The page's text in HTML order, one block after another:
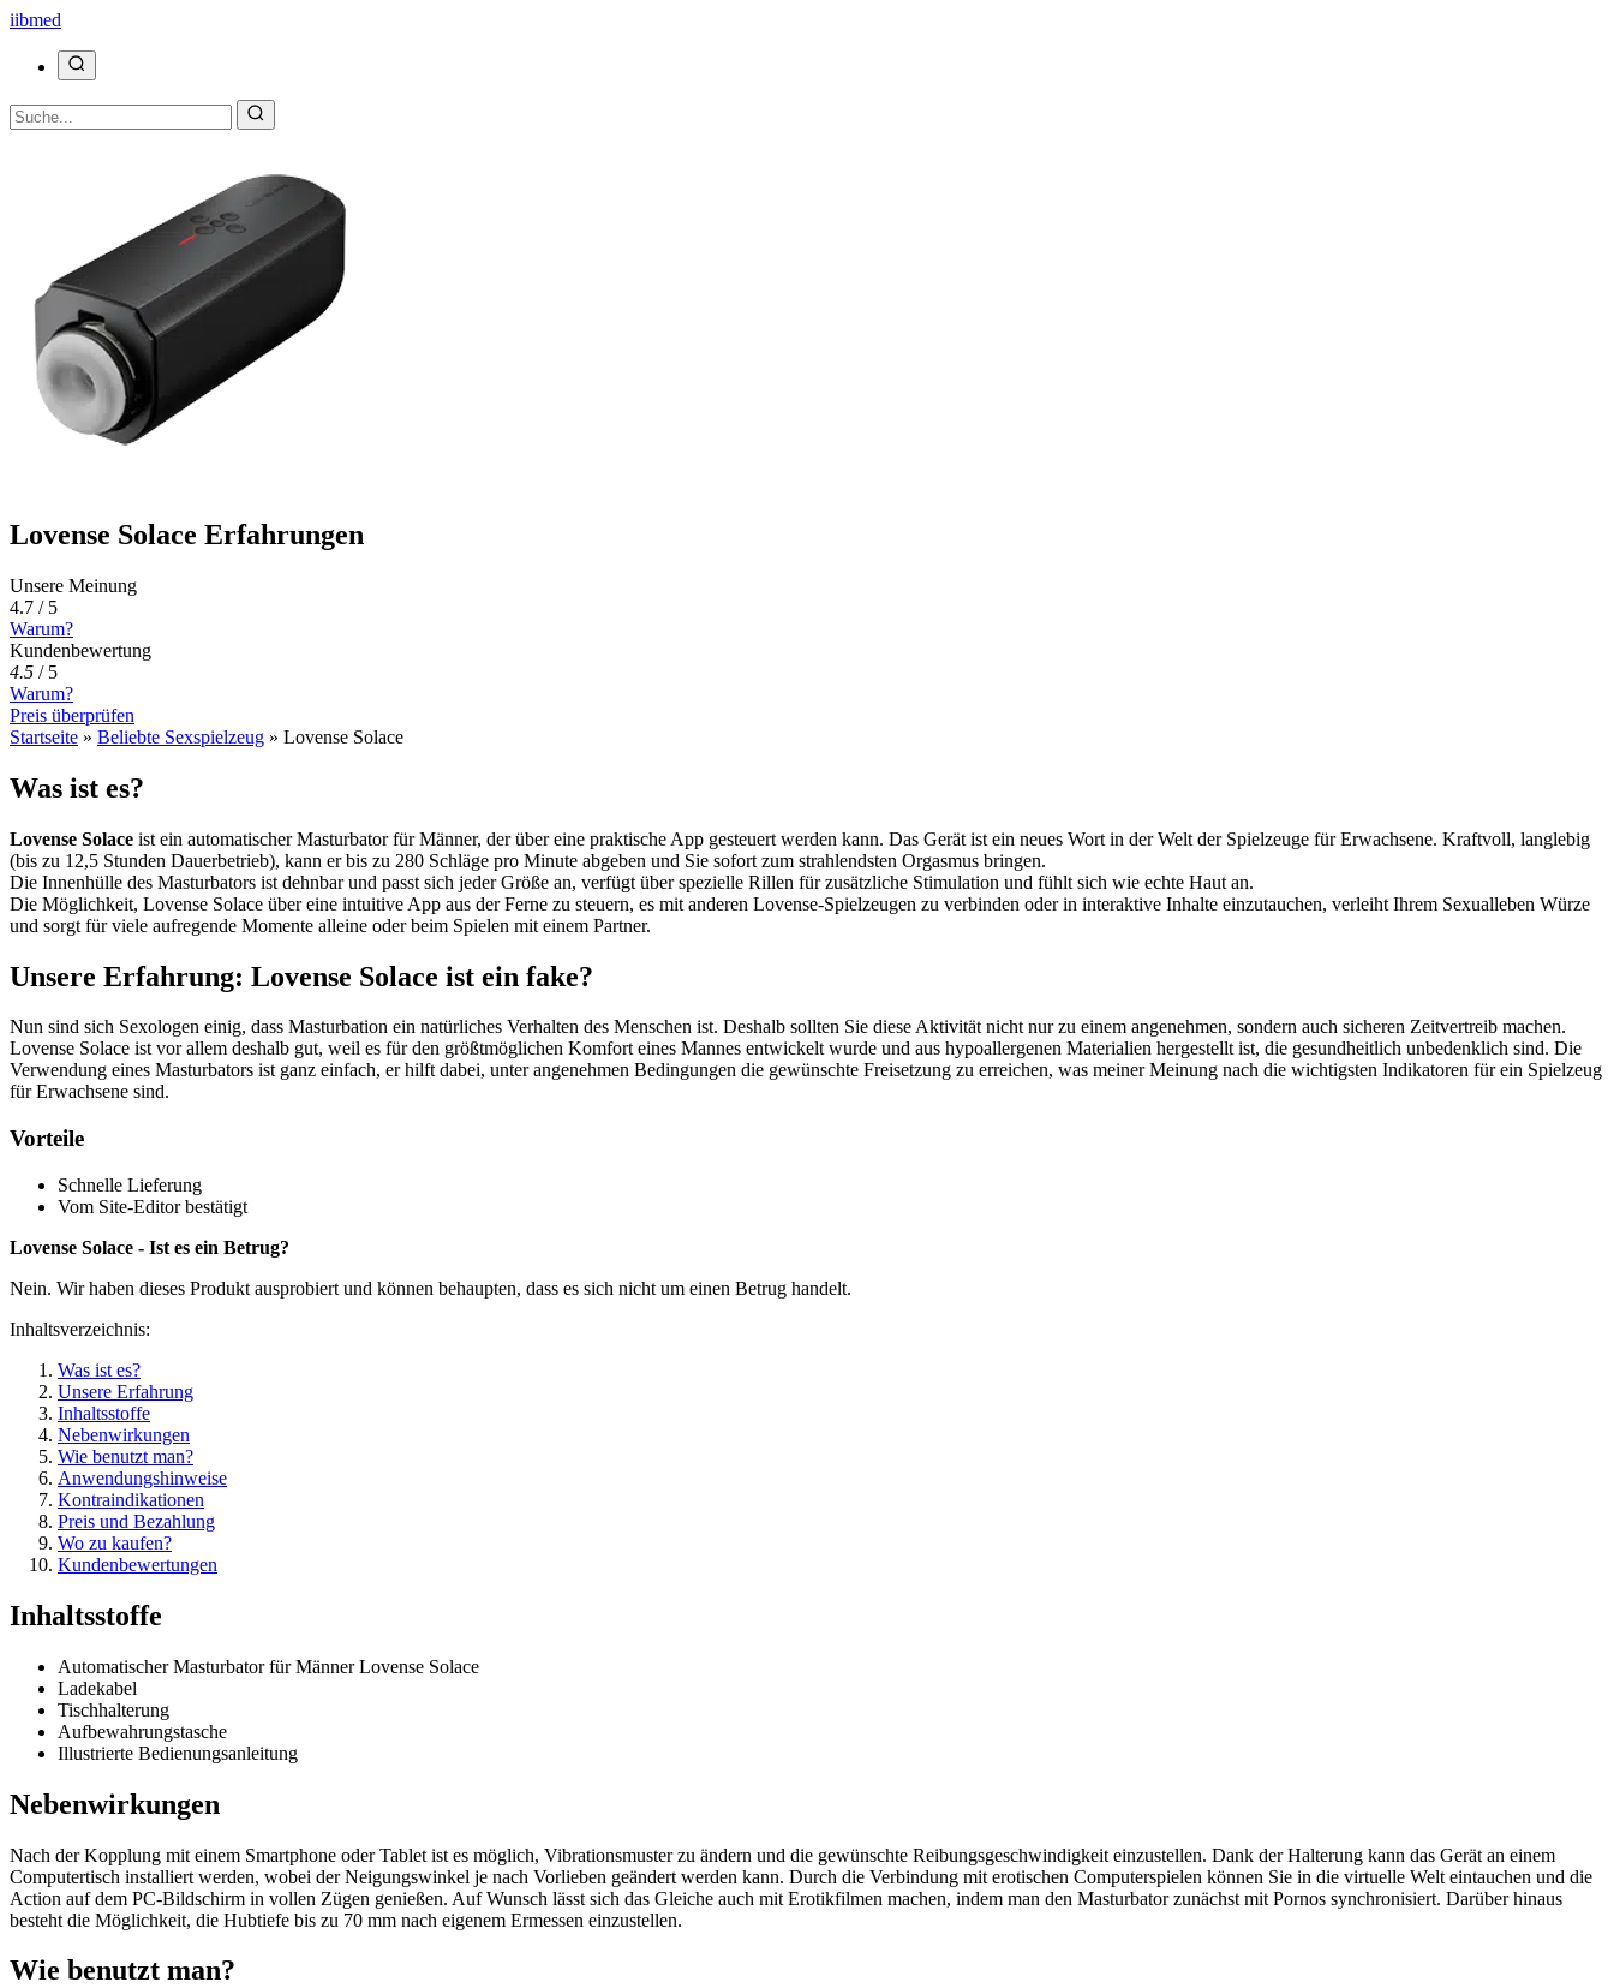
iibmed
Lovense Solace Erfahrungen
Unsere Meinung
4.7 / 5
Warum?
Kundenbewertung
4.5 / 5
Warum?
Preis überprüfen
Startseite » Beliebte Sexspielzeug » Lovense Solace
Was ist es?
Lovense Solace ist ein automatischer Masturbator für Männer, der über eine praktische App gesteuert werden kann. Das Gerät ist ein neues Wort in der Welt der Spielzeuge für Erwachsene. Kraftvoll, langlebig
(bis zu 12,5 Stunden Dauerbetrieb), kann er bis zu 280 Schläge pro Minute abgeben und Sie sofort zum strahlendsten Orgasmus bringen.
Die Innenhülle des Masturbators ist dehnbar und passt sich jeder Größe an, verfügt über spezielle Rillen für zusätzliche Stimulation und fühlt sich wie echte Haut an.
Die Möglichkeit, Lovense Solace über eine intuitive App aus der Ferne zu steuern, es mit anderen Lovense-Spielzeugen zu verbinden oder in interaktive Inhalte einzutauchen, verleiht Ihrem Sexualleben Würze
und sorgt für viele aufregende Momente alleine oder beim Spielen mit einem Partner.
Unsere Erfahrung: Lovense Solace ist ein fake?
Nun sind sich Sexologen einig, dass Masturbation ein natürliches Verhalten des Menschen ist. Deshalb sollten Sie diese Aktivität nicht nur zu einem angenehmen, sondern auch sicheren Zeitvertreib machen.
Lovense Solace ist vor allem deshalb gut, weil es für den größtmöglichen Komfort eines Mannes entwickelt wurde und aus hypoallergenen Materialien hergestellt ist, die gesundheitlich unbedenklich sind. Die
Verwendung eines Masturbators ist ganz einfach, er hilft dabei, unter angenehmen Bedingungen die gewünschte Freisetzung zu erreichen, was meiner Meinung nach die wichtigsten Indikatoren für ein Spielzeug
für Erwachsene sind.
Vorteile
Schnelle Lieferung
Vom Site-Editor bestätigt
Lovense Solace - Ist es ein Betrug?
Nein. Wir haben dieses Produkt ausprobiert und können behaupten, dass es sich nicht um einen Betrug handelt.
Inhaltsverzeichnis:
Was ist es?
Unsere Erfahrung
Inhaltsstoffe
Nebenwirkungen
Wie benutzt man?
Anwendungshinweise
Kontraindikationen
Preis und Bezahlung
Wo zu kaufen?
Kundenbewertungen
Inhaltsstoffe
Automatischer Masturbator für Männer Lovense Solace
Ladekabel
Tischhalterung
Aufbewahrungstasche
Illustrierte Bedienungsanleitung
Nebenwirkungen
Nach der Kopplung mit einem Smartphone oder Tablet ist es möglich, Vibrationsmuster zu ändern und die gewünschte Reibungsgeschwindigkeit einzustellen. Dank der Halterung kann das Gerät an einem
Computertisch installiert werden, wobei der Neigungswinkel je nach Vorlieben geändert werden kann. Durch die Verbindung mit erotischen Computerspielen können Sie in die virtuelle Welt eintauchen und die
Action auf dem PC-Bildschirm in vollen Zügen genießen. Auf Wunsch lässt sich das Gleiche auch mit Erotikfilmen machen, indem man den Masturbator zunächst mit Pornos synchronisiert. Darüber hinaus
besteht die Möglichkeit, die Hubtiefe bis zu 70 mm nach eigenem Ermessen einzustellen.
Wie benutzt man?